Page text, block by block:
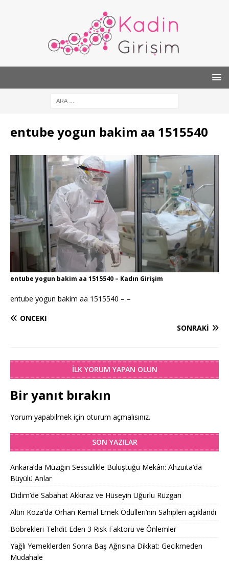
entube yogun bakim aa 1515540
entube yogun bakim aa 1515540 – Kadın Girişim
entube yogun bakim aa 1515540 – –
ÖNCEKI
SONRAKI
İLK YORUM YAPAN OLUN
Bir yanıt bırakın
Yorum yapabilmek için oturum açmalısınız.
SON YAZILAR
Ankara’da Müziğin Sessizlikle Buluştuğu Mekân: Ahzuita’da
Büyülü Anlar
Didim’de Sabahat Akkıraz ve Hüseyin Uğurlu Rüzgarı
Altın Koza’da Orhan Kemal Emek Ödülleri’nin Sahipleri açıklandı
Böbrekleri Tehdit Eden 3 Risk Faktörü ve Önlemler
Yağlı Yemeklerden Sonra Baş Ağrısına Dikkat: Gecikmeden
Müdahale